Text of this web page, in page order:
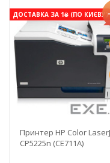
ДОСТАВКА ЗА 1₴ (ПО КИЄВУ)
Принтер HP Color
CP5225n (CE711A)